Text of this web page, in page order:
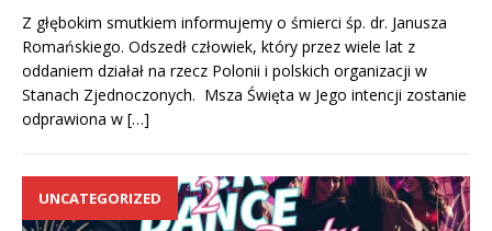
Z głębokim smutkiem informujemy o śmierci śp. dr. Janusza
Romańskiego. Odszedł człowiek, który przez wiele lat z
oddaniem działał na rzecz Polonii i polskich organizacji w
Stanach Zjednoczonych. Msza Święta w Jego intencji zostanie
odprawiona w […]
UNCATEGORIZED